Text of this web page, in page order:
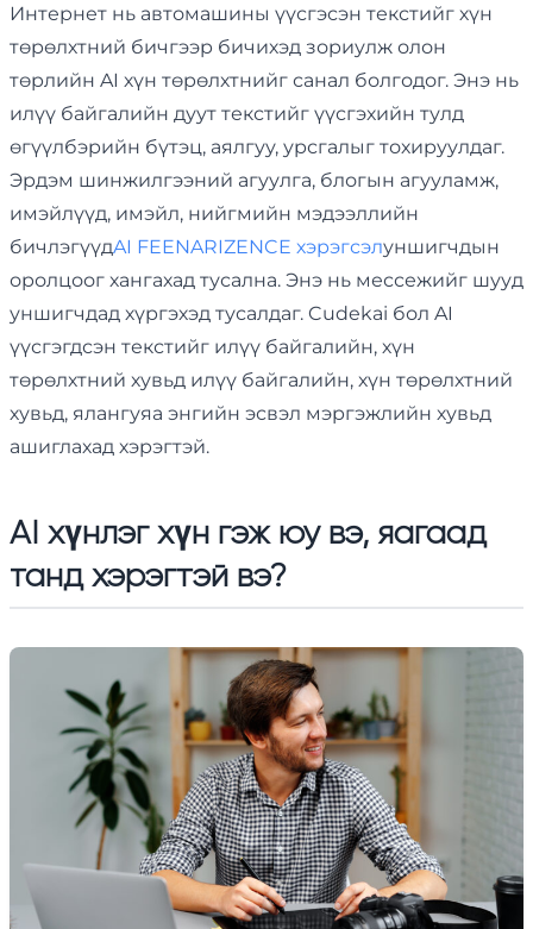
Интернет нь автомашины үүсгэсэн текстийг хүн
төрөлхтний бичгээр бичихэд зориулж олон
төрлийн AI хүн төрөлхтнийг санал болгодог. Энэ нь
илүү байгалийн дуут текстийг үүсгэхийн тулд
өгүүлбэрийн бүтэц, аялгуу, урсгалыг тохируулдаг.
Эрдэм шинжилгээний агуулга, блогын агууламж,
имэйлүүд, имэйл, нийгмийн мэдээллийн
бичлэгүүдAI FEENARIZENCE хэрэгсэлуншигчдын
оролцоог хангахад тусална. Энэ нь мессежийг шууд
уншигчдад хүргэхэд тусалдаг. Cudekai бол AI
үүсгэгдсэн текстийг илүү байгалийн, хүн
төрөлхтний хувьд илүү байгалийн, хүн төрөлхтний
хувьд, ялангуяа энгийн эсвэл мэргэжлийн хувьд
ашиглахад хэрэгтэй.
AI хүнлэг хүн гэж юу вэ, яагаад
танд хэрэгтэй вэ?